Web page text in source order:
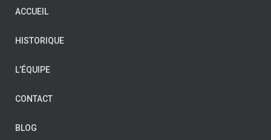
ACCUEIL
HISTORIQUE
L’ÉQUIPE
CONTACT
BLOG